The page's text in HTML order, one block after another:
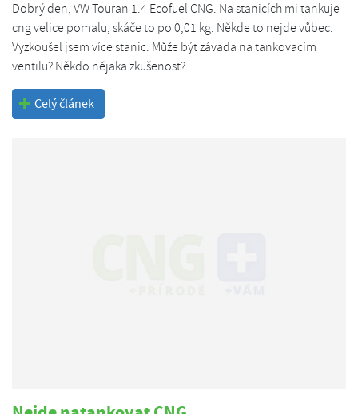
Dobrý den, VW Touran 1.4 Ecofuel CNG. Na stanicích mi tankuje
cng velice pomalu, skáče to po 0,01 kg. Někde to nejde vůbec.
Vyzkoušel jsem více stanic. Může být závada na tankovacím
ventilu? Někdo nějaka zkušenost?
Celý článek